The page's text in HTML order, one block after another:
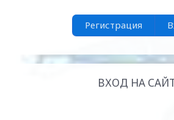
Регистрация
ВХОД НА